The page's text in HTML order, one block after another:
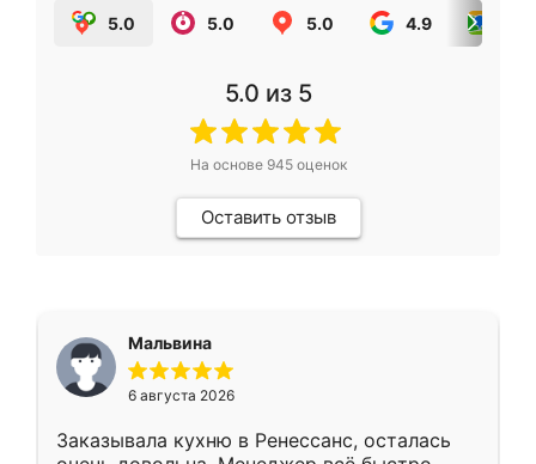
5.0 5.0 5.0 4.9
5.0 из 5
На основе 945оценок
Оставить отзыв
Мальвина
6 августа 2026
Заказывала кухню в Ренессанс, осталась